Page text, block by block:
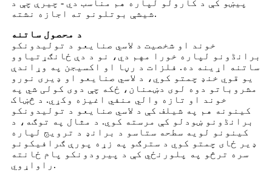
پیښو کې د کارولو لپاره هم مناسب دي - چیرې چې د
شیشې بوتلونو ته اجازه نشته.
د محصول ساتنه
خوند او شخصیت د لاسي صنایعو د تولیدونکو
برانڈونو لپاره خورا مهم دي، نو د دې ځانګړتیاوو
ساتنه اړینه ده. فلزات د رڼا او اکسیجن په وړاندې
یو قوي خنډ چمتو کوي، د لاسي صنایعو او ډیری نورو
مشروباتو دوه لوی دښمنان، ځکه چې دوی کولی شي په
خوند او تازه والي منفي اغیزه وکړي. د څښاک
کینونه هم په شیلف کې د لاسي صنایعو د تولیدونکو
برانڈونو ښودلو کې مرسته کوي. د مثال په توګه، د
کینونو لویه سطحه ستاسو د برانډ د ترویج لپاره
ډیر ځای چمتو کوي د سترګو په زړه پورې ګرافیکونو
سره ترڅو په پلورنځي کې د پیرودونکو پام ځانته
راواړوي.